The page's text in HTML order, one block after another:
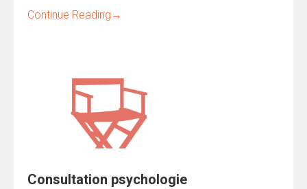
Continue Reading →
Consultation psychologie